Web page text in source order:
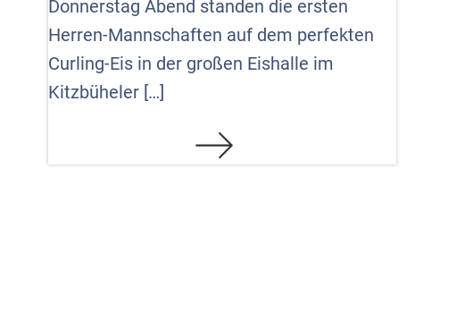
Donnerstag Abend standen die ersten
Herren-Mannschaften auf dem perfekten
Curling-Eis in der großen Eishalle im
Kitzbüheler […]